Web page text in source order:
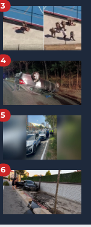
3
4
5
6